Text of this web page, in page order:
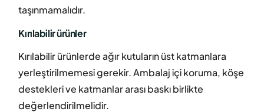
taşınmamalıdır.
Kırılabilir ürünler
Kırılabilir ürünlerde ağır kutuların üst katmanlara
yerleştirilmemesi gerekir. Ambalaj içi koruma, köşe
destekleri ve katmanlar arası baskı birlikte
değerlendirilmelidir.